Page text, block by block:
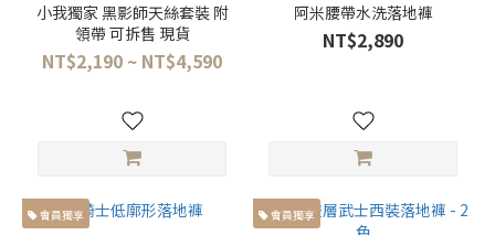
小我獨家 黑影師天絲套裝 附
領帶 可拆售 現貨
NT$2,190 ~ NT$4,590
阿米腰帶水洗落地褲
NT$2,890
會員獨享 會員獨享